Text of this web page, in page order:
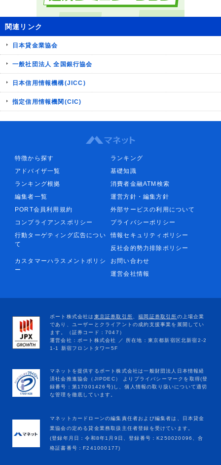
関連リンク
日本貸金業協会
一般社団法人 全国銀行協会
日本信用情報機構(JICC)
指定信用情報機関(CIC)
特徴から探す
ランキング
アドバイザ一覧
基礎知識
ランキング根拠
消費者金融ATM検索
編集者一覧
運営方針・編集方針
PORT会員利用規約
外部サービスの利用について
コンプライアンスポリシー
プライバシーポリシー
行動ターゲティング広告につい
て
情報セキュリティポリシー
反社会的勢力排除ポリシー
カスタマーハラスメントポリシ
ー
お問い合わせ
運営会社情報
マネットカードローンの編集責任者および編集者は、日本貸金
業協会の定める貸金業務取扱主任者登録を受けています。
(登録年月日：令和8年1月9日、登録番号：K250020096、合
格証書番号：F241000177)